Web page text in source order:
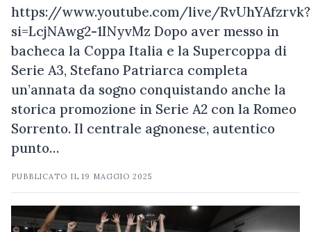
https://www.youtube.com/live/RvUhYAfzrvk?
si=LcjNAwg2-1INyvMz Dopo aver messo in
bacheca la Coppa Italia e la Supercoppa di
Serie A3, Stefano Patriarca completa
un’annata da sogno conquistando anche la
storica promozione in Serie A2 con la Romeo
Sorrento. Il centrale agnonese, autentico
punto…
PUBBLICATO IL19 MAGGIO 2025